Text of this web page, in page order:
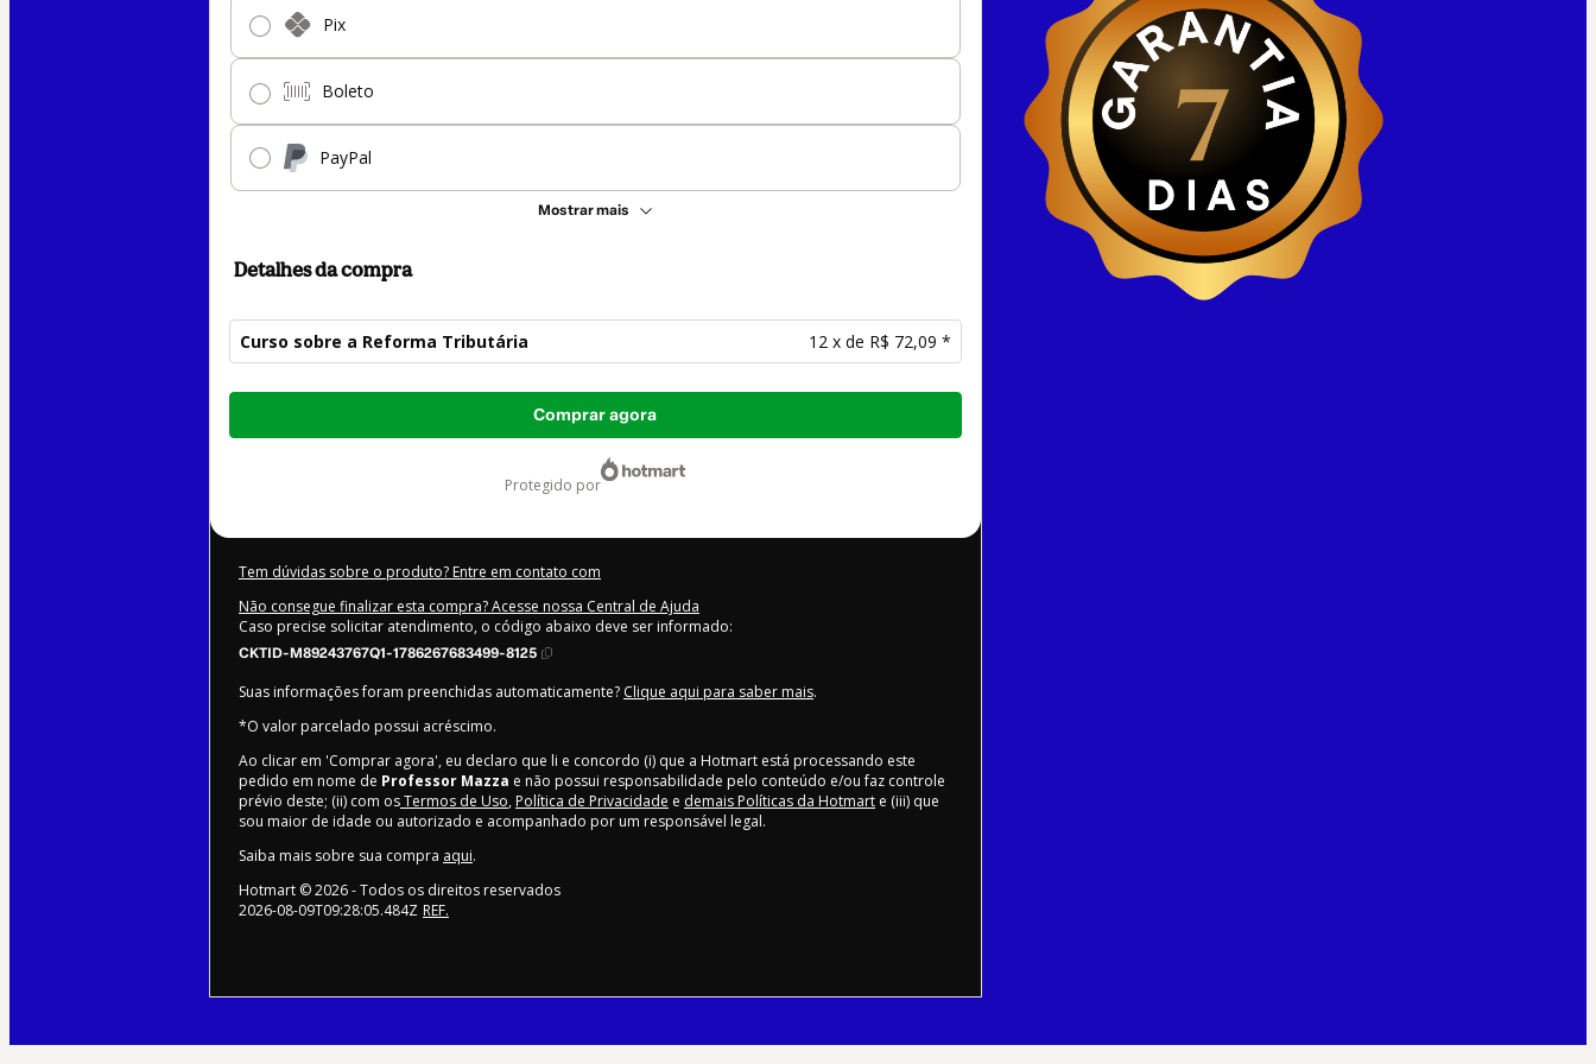
Pix
Boleto
PayPal
Mostrar mais
Detalhes da compra
Curso sobre a Reforma Tributária 12 x de R$ 72,09 *
Total
Comprar agora
protegido por
Tem dúvidas sobre o produto? Entre em contato com
Não consegue finalizar esta compra? Acesse nossa Central de Ajuda
Caso precise solicitar atendimento, o código abaixo deve ser informado:
CKTID-M89243767Q1-1786267683499-8125
Suas informações foram preenchidas automaticamente? Clique aqui para saber mais.
*O valor parcelado possui acréscimo.
Ao clicar em 'Comprar agora', eu declaro que li e concordo (i) que a Hotmart está processando este
pedido em nome de Professor Mazza e não possui responsabilidade pelo conteúdo e/ou faz controle
prévio deste; (ii) com osTermos de Uso, Política de Privacidade e demais Políticas da Hotmart e (iii) que
sou maior de idade ou autorizado e acompanhado por um responsável legal.
Saiba mais sobre sua compra aqui.
Hotmart ©2026- Todos os direitos reservados
2026-08-09T09:28:05.484Z REF.